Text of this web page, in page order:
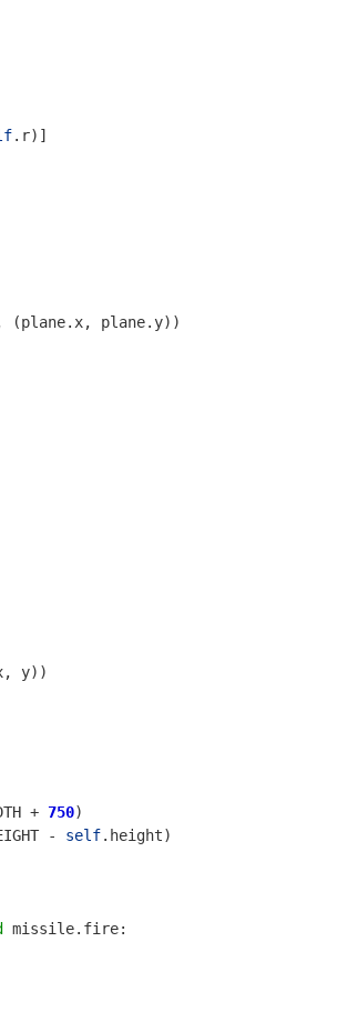
. r)]
(plane. x, plane. y))
, y))
+ 750)
- self. height)
missile. fire: